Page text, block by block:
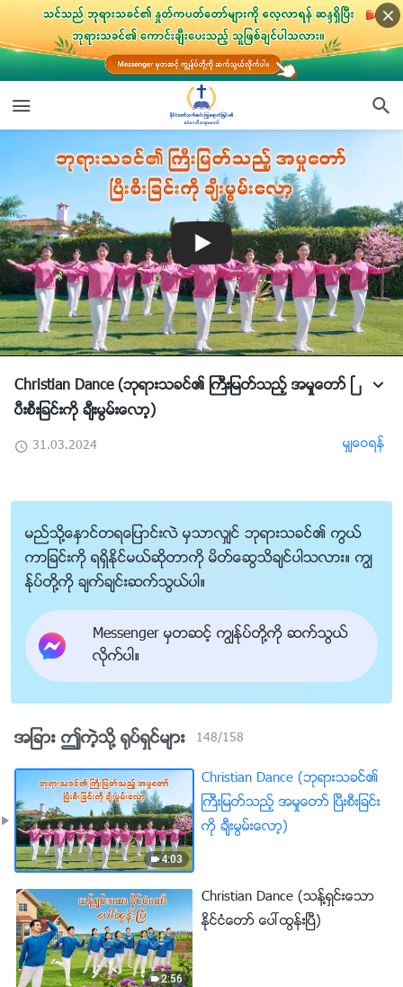
Christian Dance (ဘုရားသခင္၏ ႀကီးျမတ္သည့္ အမႈေတာ္ ၿ
ပီးစီးျခင္းကို ခ်ီးမြမ္းေလာ့)
31.03.2024 မွ်ေဝရန္
မည္သို႔ေႏွာင္တရေျပာင္းလဲ မွသာလွ်င္ ဘုရားသခင္၏ ကြယ္
ကာျခင္းကို ရရွိႏိုင္မယ္ဆိုတာကို မိတ္ေဆြသိခ်င္ပါသလား။ ကြၽ
န္ုပ္တို႔ကို ခ်က္ခ်င္းဆက္သြယ္ပါ။
Messenger မွတဆင့္ ကြၽန္ုပ္တို႔ကို ဆက္သြယ္
လိုက္ပါ။
အျခား ဤကဲ့သို႔ ႐ုပ္ရွင္မ်ား 148/158
4:03
Christian Dance (ဘုရားသခင္၏
ႀကီးျမတ္သည့္ အမႈေတာ္ ၿပီးစီးျခင္း
ကို ခ်ီးမြမ္းေလာ့)
2:56
Christian Dance (သန္႔ရွင္းေသာ
ႏိုင္ငံေတာ္ ေပၚထြန္းၿပီ)